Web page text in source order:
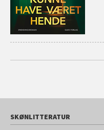
SKØNLITTERATUR